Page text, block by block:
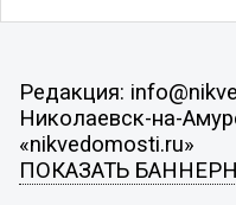
Редакция:
Николаевск-на-
«nikvedomosti.ru»
ПОКАЗАТЬ